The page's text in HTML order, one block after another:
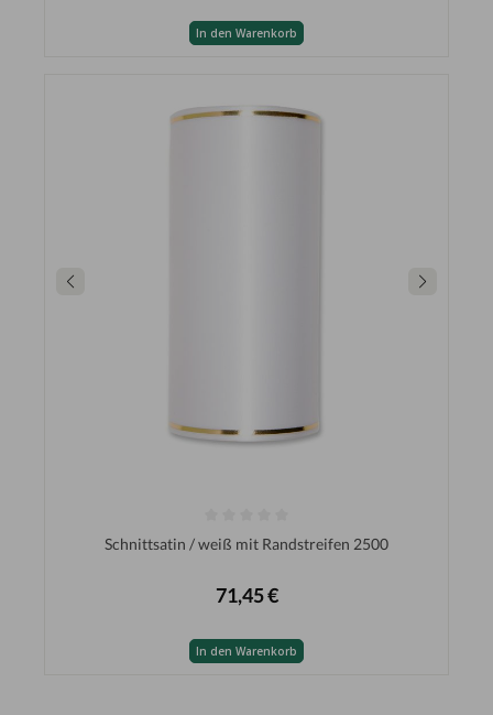
In den Warenkorb
Schnittsatin / weiß mit Randstreifen 2500
71,45 €
In den Warenkorb